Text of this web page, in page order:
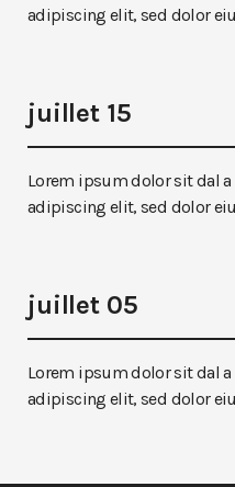
adipiscing elit, sed dolor
juillet 15
Lorem ipsum dolor sit dal
adipiscing elit, sed dolor
juillet 05
Lorem ipsum dolor sit dal
adipiscing elit, sed dolor